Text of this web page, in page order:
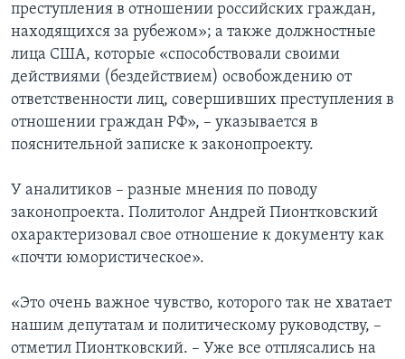
преступления в отношении российских граждан,
находящихся за рубежом»; а также должностные
лица США, которые «способствовали своими
действиями (бездействием) освобождению от
ответственности лиц, совершивших преступления в
отношении граждан РФ», – указывается в
пояснительной записке к законопроекту.
У аналитиков – разные мнения по поводу
законопроекта. Политолог Андрей Пионтковский
охарактеризовал свое отношение к документу как
«почти юмористическое».
«Это очень важное чувство, которого так не хватает
нашим депутатам и политическому руководству, –
отметил Пионтковский. – Уже все отплясались на